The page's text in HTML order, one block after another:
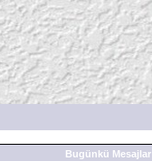
Bugünkü Mesajlar